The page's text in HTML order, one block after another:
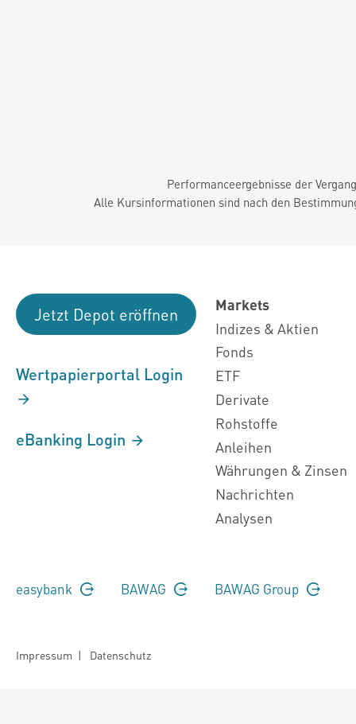
Performanceergebnisse der
Alle Kursinformationen sind nach den
Jetzt Depot eröffnen
Wertpapierportal Login
eBanking Login
Markets
Indizes & Aktien
Fonds
ETF
Derivate
Rohstoffe
Anleihen
Währungen & Zinsen
Nachrichten
Analysen
easybank BAWAG BAWAG Group
Impressum | Datenschutz